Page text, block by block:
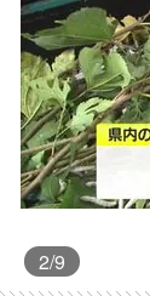
2/9